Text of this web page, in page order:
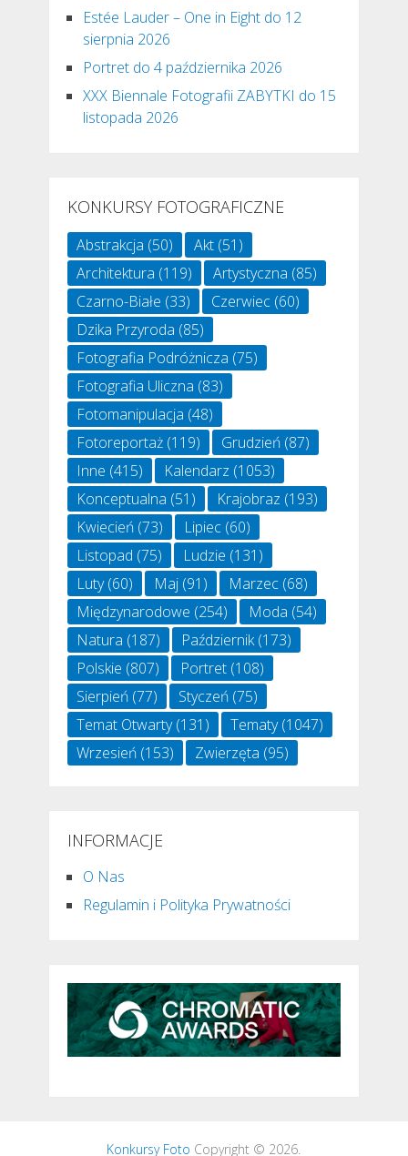
Estée Lauder – One in Eight do 12
sierpnia 2026
Portret do 4 października 2026
XXX Biennale Fotografii ZABYTKI do 15
listopada 2026
KONKURSY FOTOGRAFICZNE
Abstrakcja (50) Akt(51)
Architektura (119) Artystyczna (85)
Czarno-Białe (33) Czerwiec(60)
Dzika Przyroda (85)
Fotografia Podróżnicza (75)
Fotografia Uliczna (83)
Fotomanipulacja (48)
Fotoreportaż(119) Grudzień(87)
Inne (415) Kalendarz (1053)
Konceptualna (51) Krajobraz (193)
Kwiecień(73) Lipiec(60)
Listopad (75) Ludzie (131)
Luty(60) Maj(91) Marzec(68)
Międzynarodowe (254) Moda (54)
Natura (187) Październik(173)
Polskie (807) Portret(108)
Sierpień(77) Styczeń(75)
Temat Otwarty(131) Tematy(1047)
Wrzesień(153) Zwierzęta (95)
INFORMACJE
O Nas
Regulamin i Polityka Prywatności
Konkursy Foto Copyright © 2026.